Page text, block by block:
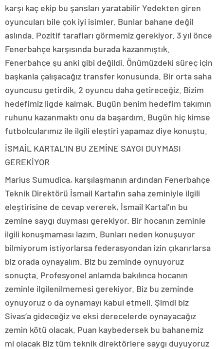
karşı kaç ekip bu şansları yaratabilir Yedekten giren
oyuncuları bile çok iyi isimler. Bunlar bahane değil
aslında. Pozitif tarafları görmemiz gerekiyor. 3 yıl önce
Fenerbahçe karşısında burada kazanmıştık.
Fenerbahçe şu anki gibi değildi. Önümüzdeki süreç için
başkanla çalışacağız transfer konusunda. Bir orta saha
oyuncusu getirdik, 2 oyuncu daha getireceğiz. Bizim
hedefimiz ligde kalmak. Bugün benim hedefim takımın
ruhunu kazanmaktı onu da başardım. Bugün hiç kimse
futbolcularımız ile ilgili eleştiri yapamaz diye konuştu.
İSMAİL KARTAL’IN BU ZEMİNE SAYGI DUYMASI
GEREKİYOR
Marius Sumudica, karşılaşmanın ardından Fenerbahçe
Teknik Direktörü İsmail Kartal’ın saha zeminiyle ilgili
eleştirisine de cevap vererek, İsmail Kartal’ın bu
zemine saygı duyması gerekiyor. Bir hocanın zeminle
ilgili konuşmaması lazım. Bunları neden konuşuyor
bilmiyorum istiyorlarsa federasyondan izin çıkarırlarsa
biz orada oynayalım. Biz bu zeminde oynuyoruz
sonuçta. Profesyonel anlamda bakılınca hocanın
zeminle ilgilenilmemesi gerekiyor. Biz bu zeminde
oynuyoruz o da oynamayı kabul etmeli. Şimdi biz
Sivas’a gideceğiz ve eksi derecelerde oynayacağız
zemin kötü olacak. Puan kaybedersek bu bahanemiz
mi olacak Biz tüm teknik direktörlere saygı duyuyoruz